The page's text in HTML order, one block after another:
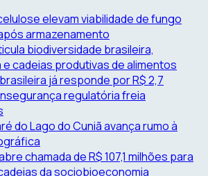
elevam viabilidade de fungo
armazenamento
biodiversidade brasileira,
cadeias produtivas de alimentos
já responde por R$ 2,7
regulatória freia
do Lago do Cuniã avança rumo à
chamada de R$ 107,1 milhões para
da sociobioeconomia